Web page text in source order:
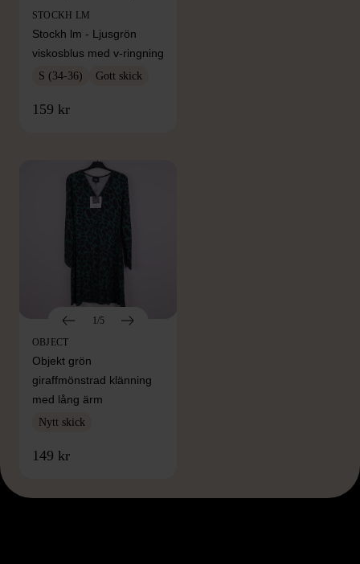
STOCKH LM
Stockh lm - Ljusgrön
viskosblus med v-ringning
S (34-36) Gott skick
159 kr
FRÅN SAMMA VARUMÄRKE
1/5
OBJECT
Objekt grön
giraffmönstrad klänning
med lång ärm
Nytt skick
149 kr